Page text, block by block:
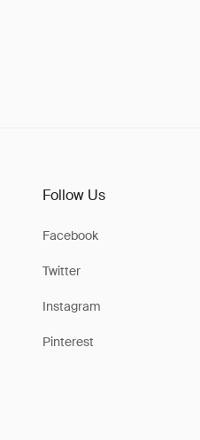
Follow Us
Facebook
Twitter
Instagram
Pinterest